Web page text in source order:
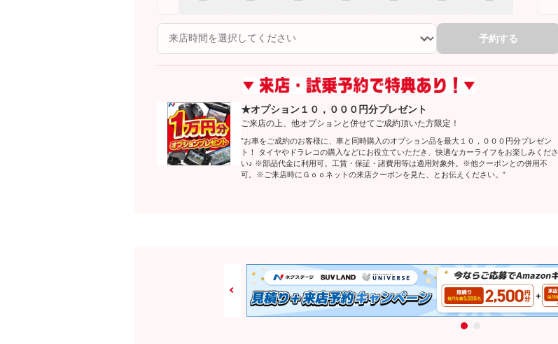
予約する
★オプション１０，０００円分プレゼント
ご来店の上、他オプションと併せてご成約頂いた方限定！
”お車をご成約のお客様に、車と同時購入のオプション品を最大１０，０００円分プレゼン
ト！ タイヤやドラレコの購入などにお役立ていただき、快適なカーライフをお楽しみくださ
い♪ ※部品代金に利用可。工賃・保証・諸費用等は適用対象外。※他クーポンとの併用不
可。※ご来店時にＧｏｏネットの来店クーポンを見た、とお伝えください。”